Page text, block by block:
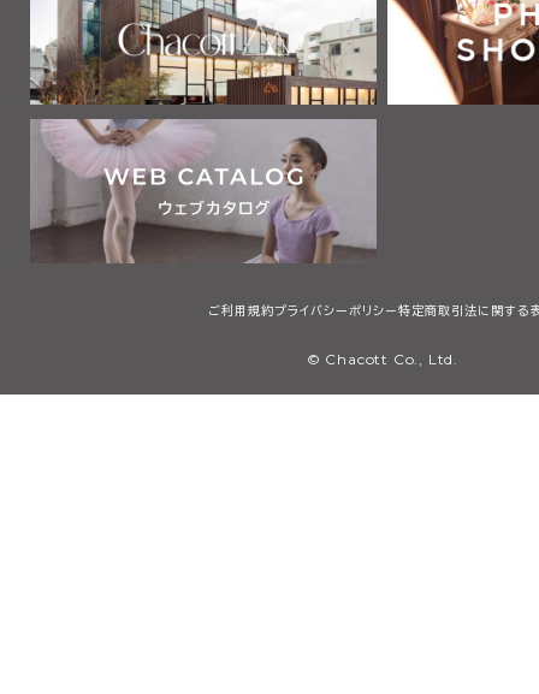
ご利用規約プライバシーポリシー 特定商取引法に関する
© Chacott Co., Ltd.